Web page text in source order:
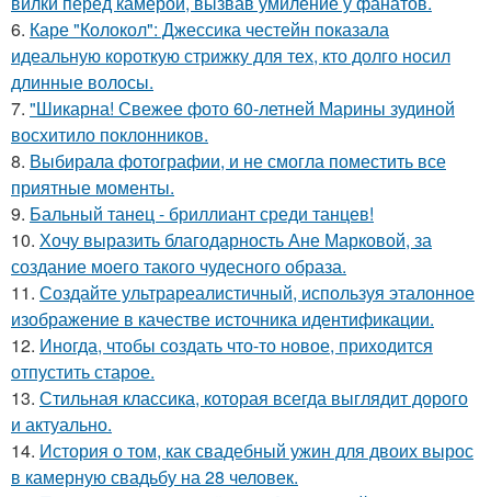
6. Каре "Колокол": Джессика честейн показала
идеальную короткую стрижку для тех, кто долго носил
длинные волосы.
7. "Шикарна! Свежее фото 60-летней Марины зудиной
восхитило поклонников.
8. Выбирала фотографии, и не смогла поместить все
приятные моменты.
9. Бальный танец - бриллиант среди танцев!
10. Хочу выразить благодарность Ане Марковой, за
создание моего такого чудесного образа.
11. Создайте ультрареалистичный, используя эталонное
изображение в качестве источника идентификации.
12. Иногда, чтобы создать что-то новое, приходится
отпустить старое.
13. Стильная классика, которая всегда выглядит дорого
и актуально.
14. История о том, как свадебный ужин для двоих вырос
в камерную свадьбу на 28 человек.